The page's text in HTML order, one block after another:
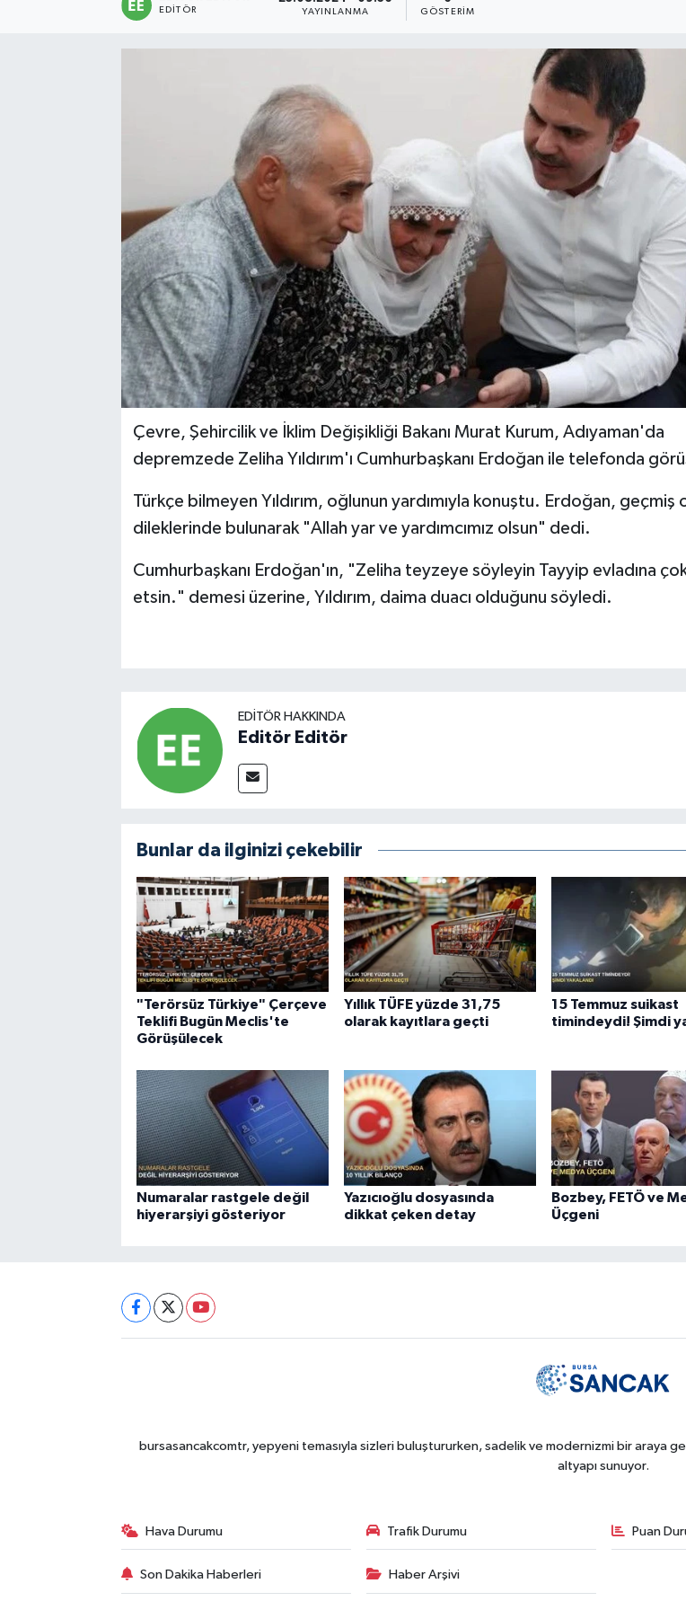
EDITÖR YAYINLANMA GÖSTERIM
Çevre, Şehircilik ve İklim Değişikliği Bakanı Murat Kurum, Adıyaman'da
depremzede Zeliha Yıldırım'ı Cumhurbaşkanı Erdoğan ile telefonda
Türkçe bilmeyen Yıldırım, oğlunun yardımıyla konuştu. Erdoğan, geçmiş
dileklerinde bulunarak "Allah yar ve yardımcımız olsun" dedi.
Cumhurbaşkanı Erdoğan'ın, "Zeliha teyzeye söyleyin Tayyip evladına
etsin." demesi üzerine, Yıldırım, daima duacı olduğunu söyledi.
EDITÖR HAKKINDA
Editör Editör
Bunlar da ilginizi çekebilir
"Terörsüz Türkiye" Çerçeve
Teklifi Bugün Meclis'te
Görüşülecek
Yıllık TÜFE yüzde 31,75
olarak kayıtlara geçti
15 Temmuz suikast
timindeydi! Şimdi
Numaralar rastgele değil
hiyerarşiyi gösteriyor
Yazıcıoğlu dosyasında
dikkat çeken detay
Bozbey, FETÖ ve
Üçgeni
bursasancakcomtr, yepyeni temasıyla sizleri buluştururken, sadelik ve modernizmi bir araya
altyapı sunuyor.
Hava Durumu Trafik Durumu Puan
Son Dakika Haberleri Haber Arşivi